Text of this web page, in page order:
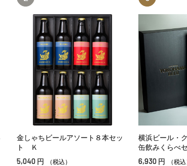
金しゃちビールアソート８本セッ
ト Ｋ
5,040 円 （税込）
横浜ビール・
缶飲みくらべ
6,930 円 （税込